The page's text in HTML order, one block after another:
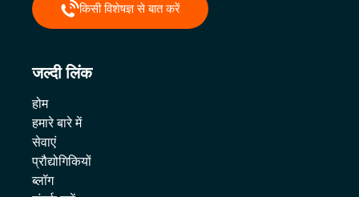
किसी विशेषज्ञ से बात करें
जल्दी लिंक
होम
हमारे बारे में
सेवाएं
प्रौद्योगिकियों
ब्लॉग